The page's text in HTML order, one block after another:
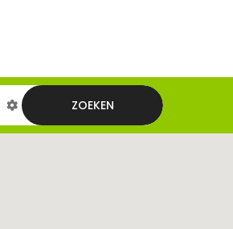
ZOEKEN